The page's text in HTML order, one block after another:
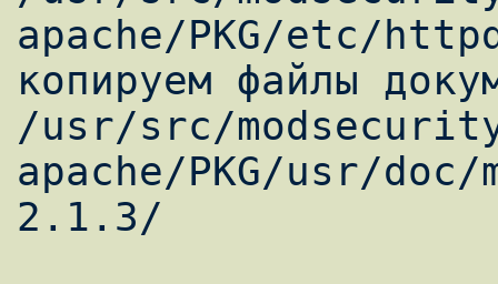
apache/PKG/etc/
копируем файлы
/usr/src/
apache/PKG/usr/
2.1.3/